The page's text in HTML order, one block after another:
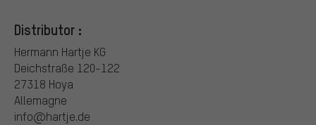
Distributor :
Hermann Hartje KG
Deichstraße 120-122
27318 Hoya
Allemagne
info@hartje.de